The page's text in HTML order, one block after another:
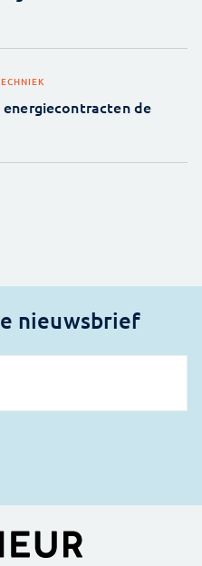
energiecontracten de
nieuwsbrief